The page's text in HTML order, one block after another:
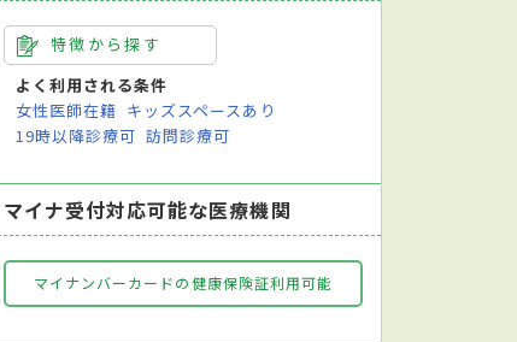
特徴から探す
よく利用される条件
女性医師在籍 キッズスペースあり
19時以降診療可 訪問診療可
マイナ受付対応可能な医療機関
マイナンバーカードの健康保険証利用可能